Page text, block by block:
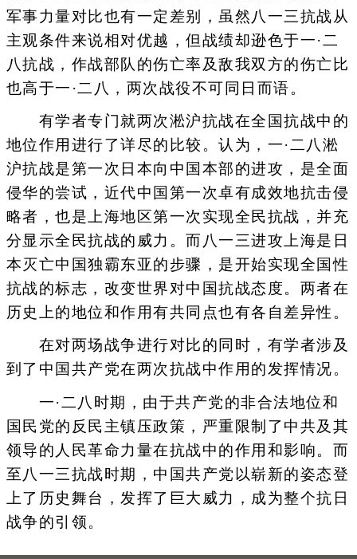
军事力量对比也有一定差别，虽然八一三抗战从
主观条件来说相对优越，但战绩却逊色于一·二
八抗战，作战部队的伤亡率及敌我双方的伤亡比
也高于一·二八，两次战役不可同日而语。
有学者专门就两次淞沪抗战在全国抗战中的
地位作用进行了详尽的比较。认为，一·二八淞
沪抗战是第一次日本向中国本部的进攻，是全面
侵华的尝试，近代中国第一次卓有成效地抗击侵
略者，也是上海地区第一次实现全民抗战，并充
分显示全民抗战的威力。而八一三进攻上海是日
本灭亡中国独霸东亚的步骤，是开始实现全国性
抗战的标志，改变世界对中国抗战态度。两者在
历史上的地位和作用有共同点也有各自差异性。
在对两场战争进行对比的同时，有学者涉及
到了中国共产党在两次抗战中作用的发挥情况。
一·二八时期，由于共产党的非合法地位和
国民党的反民主镇压政策，严重限制了中共及其
领导的人民革命力量在抗战中的作用和影响。而
至八一三抗战时期，中国共产党以崭新的姿态登
上了历史舞台，发挥了巨大威力，成为整个抗日
战争的引领。